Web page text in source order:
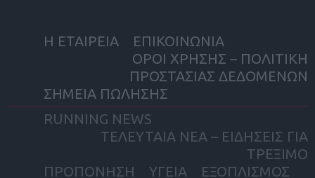
Η ΕΤΑΙΡΕΙΑ
ΕΠΙΚΟΙΝΩΝΙΑ
ΟΡΟΙ ΧΡΗΣΗΣ – ΠΟΛΙΤΙΚΗ
ΠΡΟΣΤΑΣΙΑΣ ΔΕΔΟΜΕΝΩΝ
ΣΗΜΕΙΑ ΠΩΛΗΣΗΣ
RUNNING NEWS
ΤΕΛΕΥΤΑΙΑ ΝΕΑ – ΕΙΔΗΣΕΙΣ ΓΙΑ
ΤΡΕΞΙΜΟ
ΠΡΟΠΟΝΗΣΗ
ΥΓΕΙΑ ΕΞΟΠΛΙΣΜΟΣ